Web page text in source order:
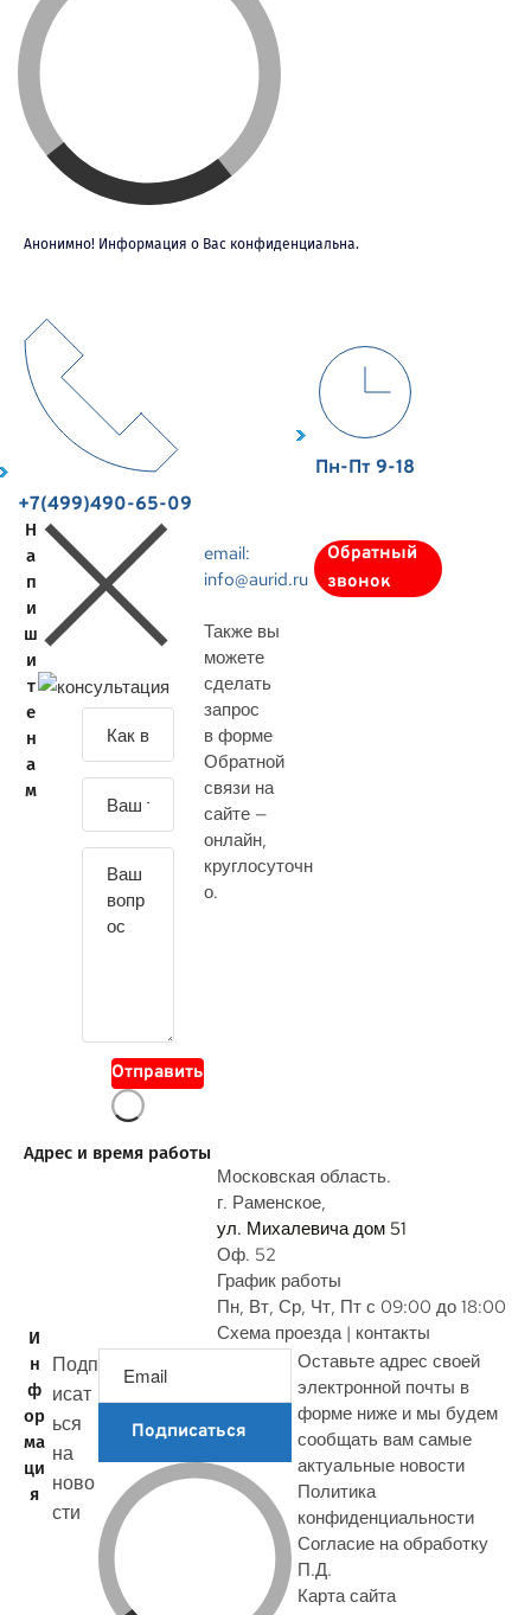
Анонимно! Информация о Вас конфиденциальна.
+7(499)490-65-09
Пн-Пт 9-18
Н
а
п
и
ш
и
т
е
н
а
м
о
Отправить
email:
info@aurid.ru
Также вы
можете
сделать
запрос
в форме
Обратной
связи на
сайте —
онлайн,
круглосуточн
о.
Обратный
звонок
Адрес и время работы
Московская область.
г. Раменское,
ул. Михалевича дом 51
Оф. 52
График работы
Пн, Вт, Ср, Чт, Пт с 09:00 до 18:00
Схема проезда | контакты
И
н
ф
ор
ма
ци
я
Подп
исат
ься
на
ново
сти
Подписаться
Оставьте адрес своей
электронной почты в
форме ниже и мы будем
сообщать вам самые
актуальные новости
Политика
конфиденциальности
Согласие на обработку
П.Д.
Карта сайта